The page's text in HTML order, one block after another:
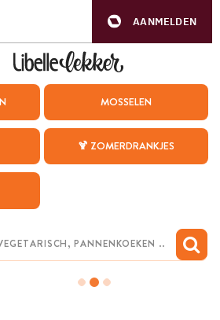
AANMELDEN
MOSSELEN
🍹 ZOMERDRANKJES